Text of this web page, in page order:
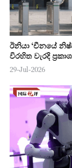
ඊනියා ‘චීනයේ
විරහිත වැරදි
29-Jul-2026